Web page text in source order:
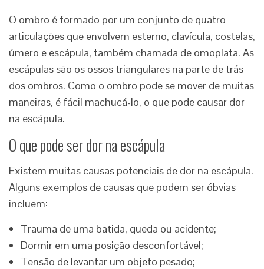
O ombro é formado por um conjunto de quatro
articulações que envolvem esterno, clavícula, costelas,
úmero e escápula, também chamada de omoplata. As
escápulas são os ossos triangulares na parte de trás
dos ombros. Como o ombro pode se mover de muitas
maneiras, é fácil machucá-lo, o que pode causar dor
na escápula.
O que pode ser dor na escápula​
Existem muitas causas potenciais de dor na escápula.
Alguns exemplos de causas que podem ser óbvias
incluem:
Trauma de uma batida, queda ou acidente;
Dormir em uma posição desconfortável;
Tensão de levantar um objeto pesado;